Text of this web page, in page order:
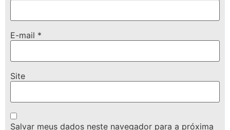
E-mail *
Site
Salvar meus dados neste navegador para a próxima